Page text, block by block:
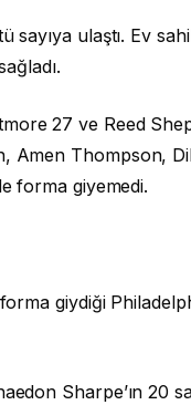
ulaştı. Ev
27 ve Reed
Amen Thompson,
forma giyemedi.
giydiği
Sharpe’ın 20